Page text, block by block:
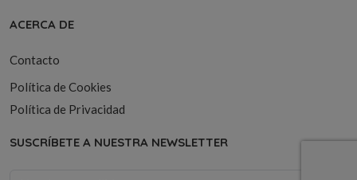
ACERCA DE
Contacto
Política de Cookies
Política de Privacidad
SUSCRÍBETE A NUESTRA NEWSLETTER